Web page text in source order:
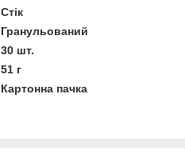
Стік
Гранульований
30 шт.
51 г
Картонна пачка